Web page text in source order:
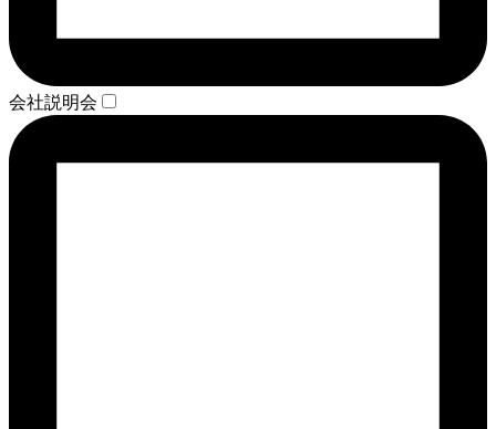
会社説明会